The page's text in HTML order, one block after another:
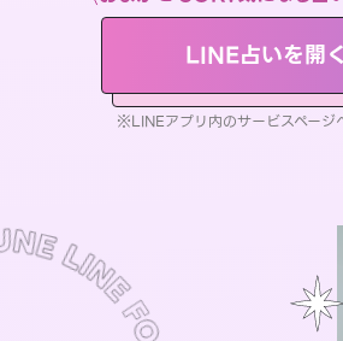
LINE占いを開く
※LINEアプリ内のサービスページ